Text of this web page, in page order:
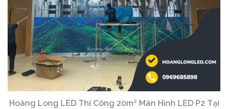
Hoàng Long LED Thi Công 20m² Màn Hình LED P2 Tại